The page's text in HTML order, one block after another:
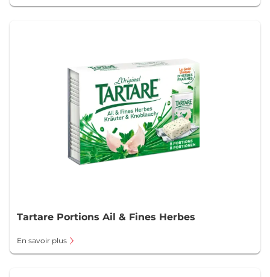
Tartare Portions Ail & Fines Herbes
En savoir plus